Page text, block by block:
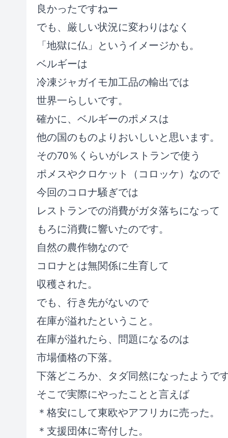
良かったですねー
でも、厳しい状況に変わりはなく
「地獄に仏」というイメージかも。
ベルギーは
冷凍ジャガイモ加工品の輸出では
世界一らしいです。
確かに、ベルギーのポメスは
他の国のものよりおいしいと思います。
その70％くらいがレストランで使う
ポメスやクロケット（コロッケ）なので
今回のコロナ騒ぎでは
レストランでの消費がガタ落ちになって
もろに消費に響いたのです。
自然の農作物なので
コロナとは無関係に生育して
収穫された。
でも、行き先がないので
在庫が溢れたということ。
在庫が溢れたら、問題になるのは
市場価格の下落。
下落どころか、タダ同然になったようで
そこで実際にやったことと言えば
＊格安にして東欧やアフリカに売った。
＊支援団体に寄付した。